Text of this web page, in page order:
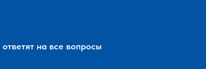
на все вопросы